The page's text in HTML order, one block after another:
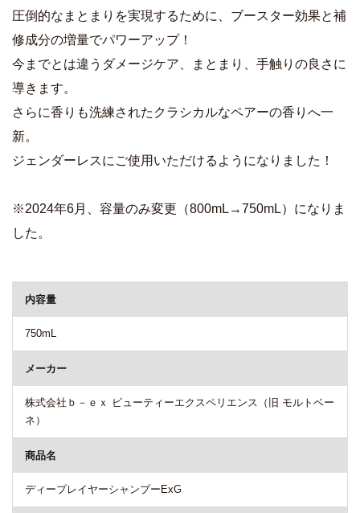
圧倒的なまとまりを実現するために、ブースター効果と補
修成分の増量でパワーアップ！
今までとは違うダメージケア、まとまり、手触りの良さに
導きます。
さらに香りも洗練されたクラシカルなペアーの香りへ一
新。
ジェンダーレスにご使用いただけるようになりました！
※2024年6月、容量のみ変更（800mL→750mL）になりま
した。
内容量
750mL
メーカー
株式会社ｂ－ｅｘ ビューティーエクスペリエンス（旧 モルトベー
ネ）
商品名
ディープレイヤーシャンプーExG